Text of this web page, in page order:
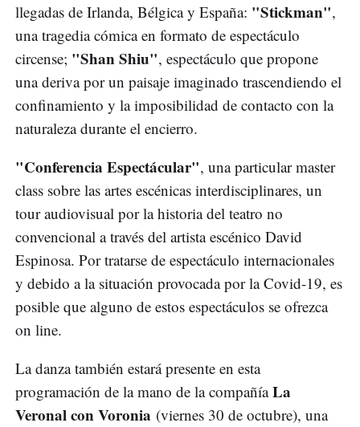
llegadas de Irlanda, Bélgica y España: "Stickman",
una tragedia cómica en formato de espectáculo
circense; "Shan Shiu", espectáculo que propone
una deriva por un paisaje imaginado trascendiendo el
confinamiento y la imposibilidad de contacto con la
naturaleza durante el encierro.
"Conferencia Espectácular", una particular master
class sobre las artes escénicas interdisciplinares, un
tour audiovisual por la historia del teatro no
convencional a través del artista escénico David
Espinosa. Por tratarse de espectáculo internacionales
y debido a la situación provocada por la Covid-19, es
posible que alguno de estos espectáculos se ofrezca
on line.
La danza también estará presente en esta
programación de la mano de la compañíaLa
Veronal con Voronia (viernes 30 de octubre), una